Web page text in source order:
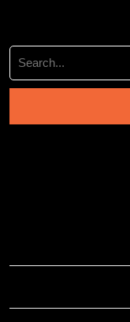
Search
for: